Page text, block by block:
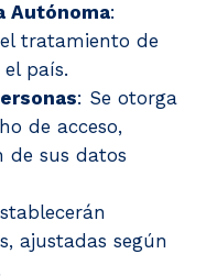
Autónoma:
tratamiento de
país.
: Se otorga
de acceso,
de sus datos
ajustadas según